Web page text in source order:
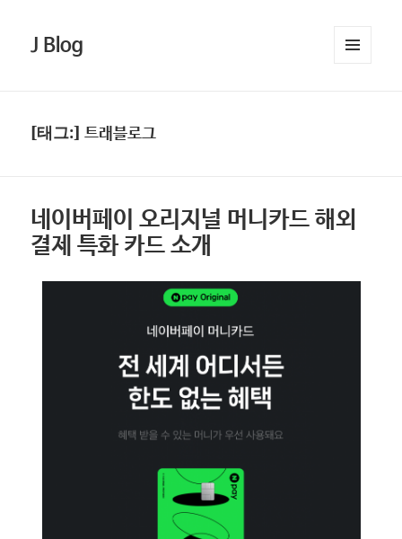
J Blog
[태그:]트래블로그
네이버페이 오리지널 머니카드 해외
결제 특화 카드 소개